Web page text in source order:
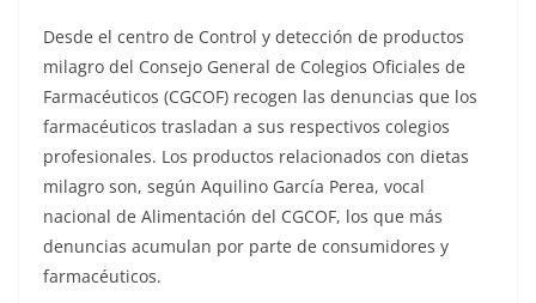
Desde el centro de Control y detección de productos
milagro del Consejo General de Colegios Oficiales de
Farmacéuticos (CGCOF) recogen las denuncias que los
farmacéuticos trasladan a sus respectivos colegios
profesionales. Los productos relacionados con dietas
milagro son, según Aquilino García Perea, vocal
nacional de Alimentación del CGCOF, los que más
denuncias acumulan por parte de consumidores y
farmacéuticos.